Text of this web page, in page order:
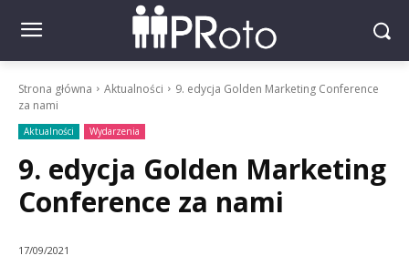
Strona główna Aktualności
9. edycja Golden Marketing Conference
za nami
Aktualności Wydarzenia
9. edycja Golden Marketing
Conference za nami
17/09/2021